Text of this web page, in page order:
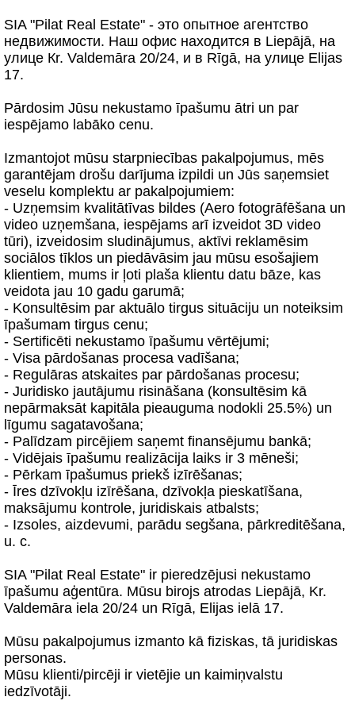
SIA "Pilat Real Estate" - это опытное агентство
недвижимости. Наш офис находится в Liepājā, на
улице Кr. Valdemāra 20/24, и в Rīgā, на улице Elijas
17.
Pārdosim Jūsu nekustamo īpašumu ātri un par
iespējamo labāko cenu.
Izmantojot mūsu starpniecības pakalpojumus, mēs
garantējam drošu darījuma izpildi un Jūs saņemsiet
veselu komplektu ar pakalpojumiem:
- Uzņemsim kvalitātīvas bildes (Aero fotogrāfēšana un
video uzņemšana, iespējams arī izveidot 3D video
tūri), izveidosim sludinājumus, aktīvi reklamēsim
sociālos tīklos un piedāvāsim jau mūsu esošajiem
klientiem, mums ir ļoti plaša klientu datu bāze, kas
veidota jau 10 gadu garumā;
- Konsultēsim par aktuālo tirgus situāciju un noteiksim
īpašumam tirgus cenu;
- Sertificēti nekustamo īpašumu vērtējumi;
- Visa pārdošanas procesa vadīšana;
- Regulāras atskaites par pārdošanas procesu;
- Juridisko jautājumu risināšana (konsultēsim kā
nepārmaksāt kapitāla pieauguma nodokli 25.5%) un
līgumu sagatavošana;
- Palīdzam pircējiem saņemt finansējumu bankā;
- Vidējais īpašumu realizācija laiks ir 3 mēneši;
- Pērkam īpašumus priekš izīrēšanas;
- Īres dzīvokļu izīrēšana, dzīvokļa pieskatīšana,
maksājumu kontrole, juridiskais atbalsts;
- Izsoles, aizdevumi, parādu segšana, pārkreditēšana,
u. c.
SIA "Pilat Real Estate" ir pieredzējusi nekustamo
īpašumu aģentūra. Mūsu birojs atrodas Liepājā, Kr.
Valdemāra iela 20/24 un Rīgā, Elijas ielā 17.
Mūsu pakalpojumus izmanto kā fiziskas, tā juridiskas
personas.
Mūsu klienti/pircēji ir vietējie un kaimiņvalstu
iedzīvotāji.